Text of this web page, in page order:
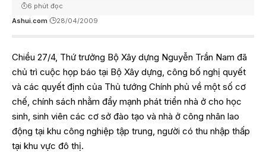
Ashui.com 28/04/2009
6 phút đọc
Chiều 27/4, Thứ trưởng Bộ Xây dựng Nguyễn Trần Nam đã
chủ trì cuộc họp báo tại Bộ Xây dựng, công bố nghị quyết
và các quyết định của Thủ tướng Chính phủ về một số cơ
chế, chính sách nhằm đẩy mạnh phát triển nhà ở cho học
sinh, sinh viên các cơ sở đào tạo và nhà ở công nhân lao
động tại khu công nghiệp tập trung, người có thu nhập thấp
tại khu vực đô thị.